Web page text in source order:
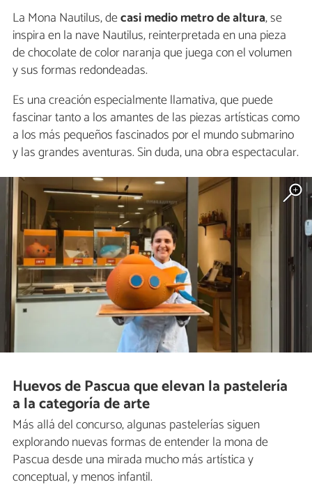
La Mona Nautilus, decasi medio metro de altura, se
inspira en la nave Nautilus, reinterpretada en una pieza
de chocolate de color naranja que juega con el volumen
y sus formas redondeadas.
Es una creación especialmente llamativa, que puede
fascinar tanto a los amantes de las piezas artísticas como
a los más pequeños fascinados por el mundo submarino
y las grandes aventuras. Sin duda, una obra espectacular.
Huevos de Pascua que elevan la pastelería
a la categoría de arte
Más allá del concurso, algunas pastelerías siguen
explorando nuevas formas de entender la mona de
Pascua desde una mirada mucho más artística y
conceptual, y menos infantil.